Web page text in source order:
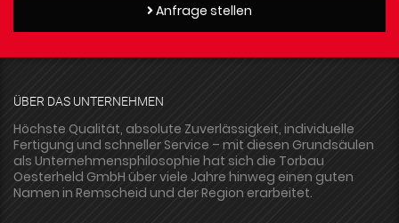
Anfrage stellen
ÜBER DAS UNTERNEHMEN
Höchste Qualität, absolute Zuverlässigkeit, individuelle
Fertigung und schneller Service – mit diesen Grundsäulen
als Unternehmensphilosophie hat sich die Torbau
Oesterheld GmbH über viele Jahre hinweg einen guten
Namen in Remscheid und der Region erarbeitet.